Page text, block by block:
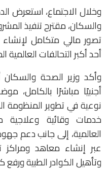
وخلال الاجتماع، استعرض
والسكان، مقترح تنفيذ
تصور مالي متكامل لإنشاء
أحد أكبر التحالفات
وأكد وزير الصحة والسكان
أجنبيًا مباشرًا بالكامل،
نوعية في تطوير المنظومة
خدمات وقائية وعلاجية
العالمية، إلى جانب دعم
عبر إنشاء معاهد
وتأهيل الكوادر الطبية ورفع